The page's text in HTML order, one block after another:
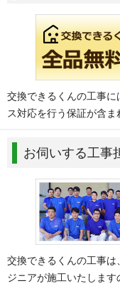
交換できるくんの工事
ス対応を行う保証が含ま
お伺いする工事
交換できるくんの工事
ジニアが施工いたします